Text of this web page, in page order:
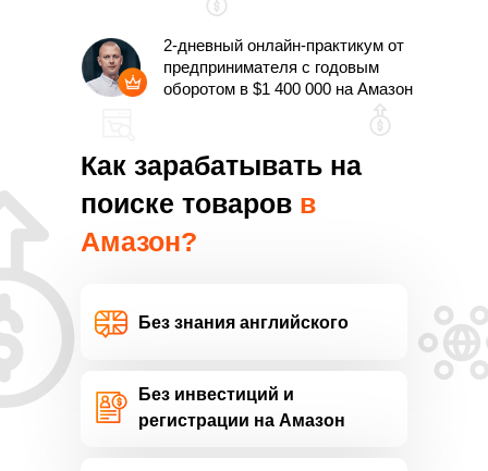
2-дневный онлайн-практикум от
предпринимателя с годовым
оборотом в $1 400 000 на Амазон
Как зарабатывать на
поиске товаров в
Амазон?
Без знания английского
Без инвестиций и
регистрации на Амазон